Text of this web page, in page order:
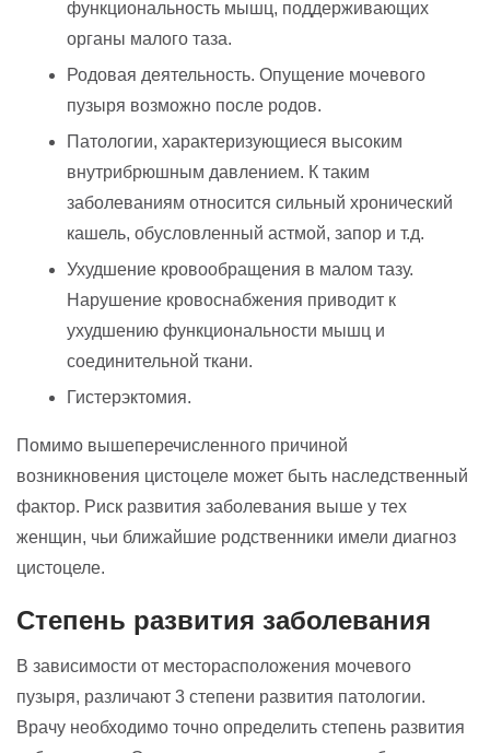
функциональность мышц, поддерживающих
органы малого таза.
Родовая деятельность. Опущение мочевого
пузыря возможно после родов.
Патологии, характеризующиеся высоким
внутрибрюшным давлением. К таким
заболеваниям относится сильный хронический
кашель, обусловленный астмой, запор и т.д.
Ухудшение кровообращения в малом тазу.
Нарушение кровоснабжения приводит к
ухудшению функциональности мышц и
соединительной ткани.
Гистерэктомия.
Помимо вышеперечисленного причиной
возникновения цистоцеле может быть наследственный
фактор. Риск развития заболевания выше у тех
женщин, чьи ближайшие родственники имели диагноз
цистоцеле.
Степень развития заболевания
В зависимости от месторасположения мочевого
пузыря, различают 3 степени развития патологии.
Врачу необходимо точно определить степень развития